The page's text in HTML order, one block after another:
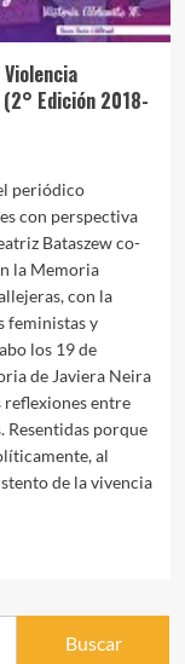
Violencia
Edición 2018-
periódico
con perspectiva
Bataszew co-
la Memoria
con la
feministas y
los 19 de
de Javiera Neira
reflexiones entre
Resentidas porque
al
de la vivencia